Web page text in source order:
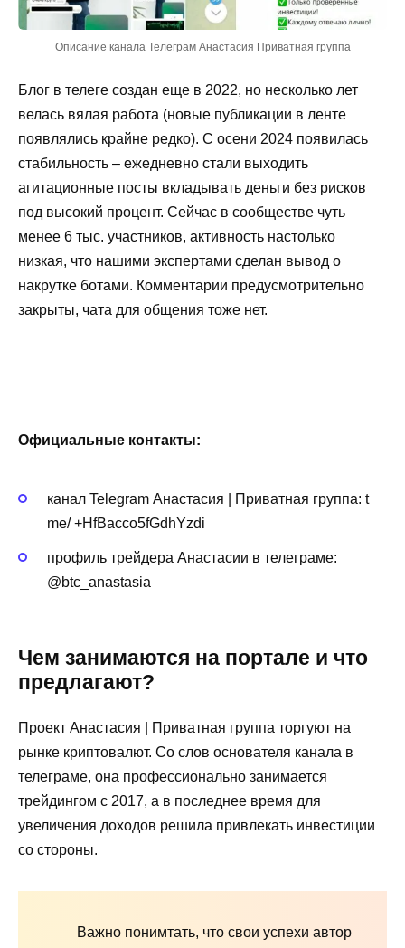
Описание канала Телеграм Анастасия Приватная группа
Блог в телеге создан еще в 2022, но несколько лет
велась вялая работа (новые публикации в ленте
появлялись крайне редко). С осени 2024 появилась
стабильность – ежедневно стали выходить
агитационные посты вкладывать деньги без рисков
под высокий процент. Сейчас в сообществе чуть
менее 6 тыс. участников, активность настолько
низкая, что нашими экспертами сделан вывод о
накрутке ботами. Комментарии предусмотрительно
закрыты, чата для общения тоже нет.
Официальные контакты:
канал Telegram Анастасия | Приватная группа: t
me/ +HfBacco5fGdhYzdi
профиль трейдера Анастасии в телеграме:
@btc_anastasia
Чем занимаются на портале и что
предлагают?
Проект Анастасия | Приватная группа торгуют на
рынке криптовалют. Со слов основателя канала в
телеграме, она профессионально занимается
трейдингом с 2017, а в последнее время для
увеличения доходов решила привлекать инвестиции
со стороны.
Важно понимтать, что свои успехи автор